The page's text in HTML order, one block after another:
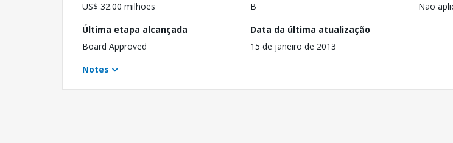
US$ 32.00 milhões
B
Não
Última etapa alcançada
Board Approved
Data da última atualização
15 de janeiro de 2013
Notes